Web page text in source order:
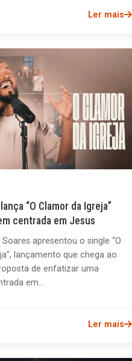
Ler mais
“O Clamor da Igreja”
centrada em Jesus
apresentou o single “O
lançamento que chega ao
de enfatizar uma
em...
Ler mais